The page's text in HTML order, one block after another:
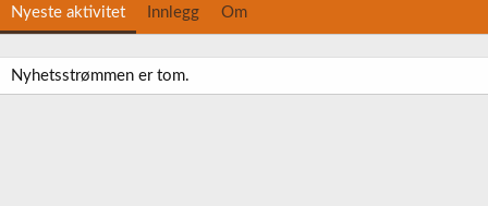
Nyeste aktivitet Innlegg Om
Nyhetsstrømmen er tom.